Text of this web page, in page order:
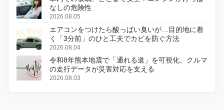
なしの危険性
2026.08.05
エアコンをつけたら酸っぱい臭いが…目的地に着
く「3分前」のひと工夫でカビを防ぐ方法
2026.08.04
令和8年熊本地震で「通れる道」を可視化、クルマ
の走行データが災害対応を支える
2026.08.03